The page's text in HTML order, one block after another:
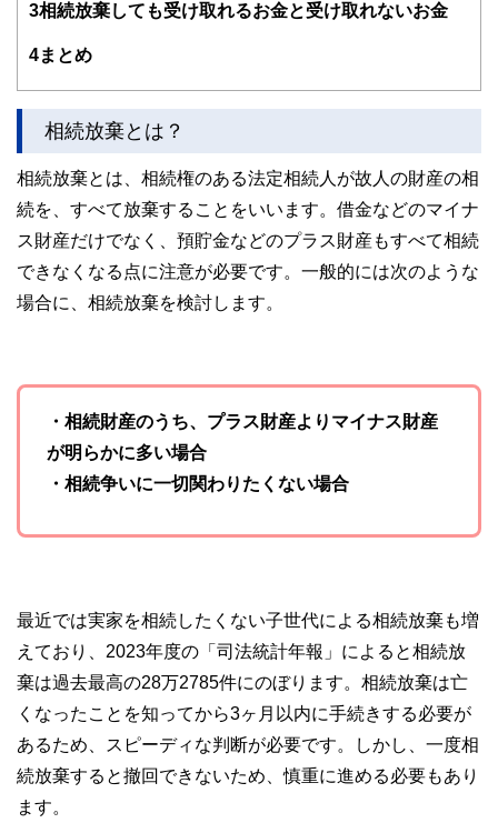
3相続放棄しても受け取れるお金と受け取れないお金
4まとめ
相続放棄とは？
相続放棄とは、相続権のある法定相続人が故人の財産の相
続を、すべて放棄することをいいます。借金などのマイナ
ス財産だけでなく、預貯金などのプラス財産もすべて相続
できなくなる点に注意が必要です。一般的には次のような
場合に、相続放棄を検討します。
・相続財産のうち、プラス財産よりマイナス財産
が明らかに多い場合
・相続争いに一切関わりたくない場合
最近では実家を相続したくない子世代による相続放棄も増
えており、2023年度の「司法統計年報」によると相続放
棄は過去最高の28万2785件にのぼります。相続放棄は亡
くなったことを知ってから3ヶ月以内に手続きする必要が
あるため、スピーディな判断が必要です。しかし、一度相
続放棄すると撤回できないため、慎重に進める必要もあり
ます。